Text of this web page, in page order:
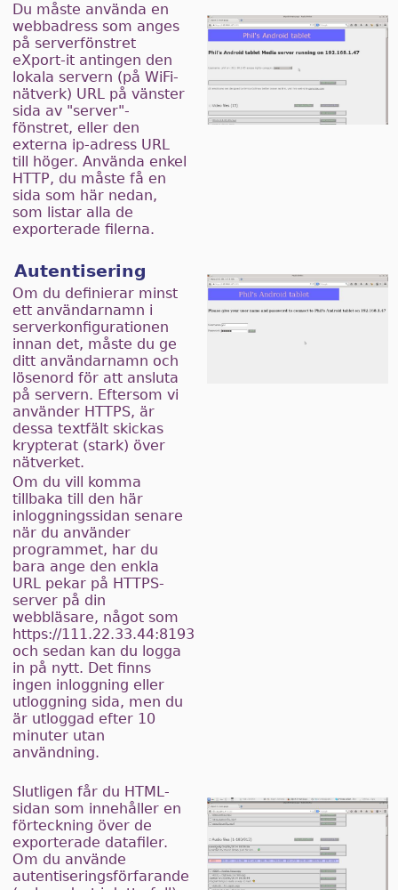
Du måste använda en
webbadress som anges
på serverfönstret
eXport-it antingen den
lokala servern (på WiFi-
nätverk) URL på vänster
sida av "server"-
fönstret, eller den
externa ip-adress URL
till höger. Använda enkel
HTTP, du måste få en
sida som här nedan,
som listar alla de
exporterade filerna.
Autentisering
Om du definierar minst
ett användarnamn i
serverkonfigurationen
innan det, måste du ge
ditt användarnamn och
lösenord för att ansluta
på servern. Eftersom vi
använder HTTPS, är
dessa textfält skickas
krypterat (stark) över
nätverket.
Om du vill komma
tillbaka till den här
inloggningssidan senare
när du använder
programmet, har du
bara ange den enkla
URL pekar på HTTPS-
server på din
webbläsare, något som
https://111.22.33.44:8193
och sedan kan du logga
in på nytt. Det finns
ingen inloggning eller
utloggning sida, men du
är utloggad efter 10
minuter utan
användning.
Slutligen får du HTML-
sidan som innehåller en
förteckning över de
exporterade datafiler.
Om du använde
autentiseringsförfarande